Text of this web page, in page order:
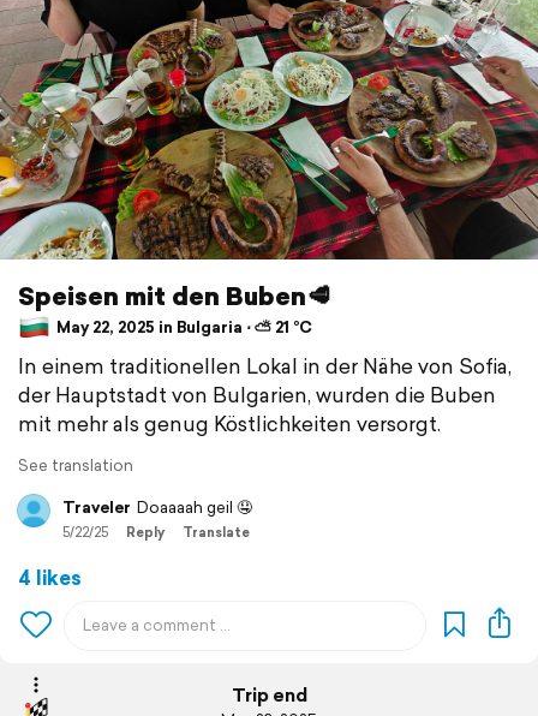
Speisen mit den Buben🥩
May 22, 2025 in Bulgaria ⋅ ⛅ 21 °C
In einem traditionellen Lokal in der Nähe von Sofia,
der Hauptstadt von Bulgarien, wurden die Buben
mit mehr als genug Köstlichkeiten versorgt.
See translation
Traveler Doaaaah geil 🤤
5/22/25 Reply Translate
4 likes
Trip end